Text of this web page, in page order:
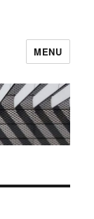
MENU